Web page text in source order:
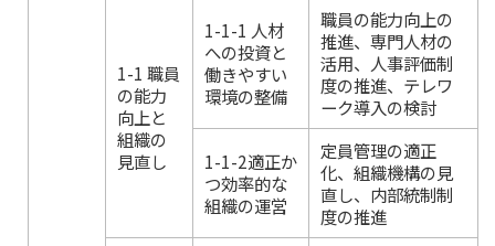
1-1 職員
の能力
向上と
組織の
見直し
1-1-1 人材
への投資と
働きやすい
環境の整備
職員の能力向上の
推進、専門人材の
活用、人事評価制
度の推進、テレワ
ーク導入の検討
1-1-2適正か
つ効率的な
組織の運営
定員管理の適正
化、組織機構の見
直し、内部統制制
度の推進